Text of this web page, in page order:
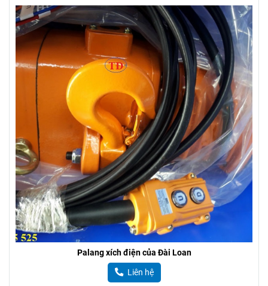
Palang xích điện Đài Loan 1 tấn 2 tấn 3 tấn 5 tấn
Liên hệ